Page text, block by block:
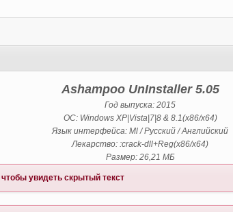
Ashampoo UnInstaller 5.05
Год выпуска: 2015
ОС: Windows XP|Vista|7|8 & 8.1(x86/x64)
Язык интерфейса: Ml / Русский / Английский
Лекарство: :crack-dll+Reg(x86/x64)
Размер: 26,21 МБ
чтобы увидеть скрытый текст